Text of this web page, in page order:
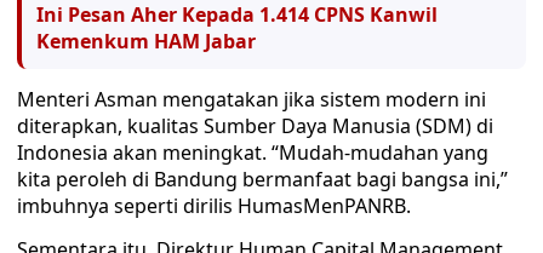
Ini Pesan Aher Kepada 1.414 CPNS Kanwil
Kemenkum HAM Jabar
Menteri Asman mengatakan jika sistem modern ini
diterapkan, kualitas Sumber Daya Manusia (SDM) di
Indonesia akan meningkat. “Mudah-mudahan yang
kita peroleh di Bandung bermanfaat bagi bangsa ini,”
imbuhnya seperti dirilis HumasMenPANRB.